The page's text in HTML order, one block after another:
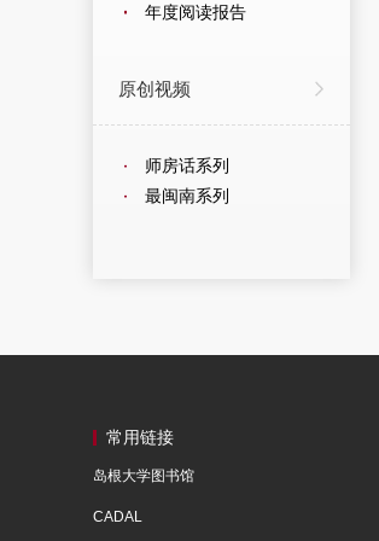
年度阅读报告
原创视频
师房话系列
最闽南系列
常用链接
岛根大学图书馆
CADAL